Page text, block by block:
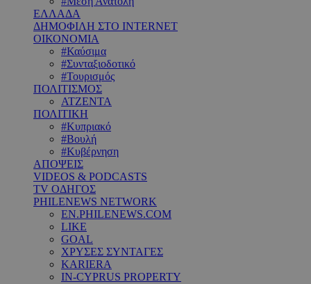
ΕΛΛΑΔΑ
ΔΗΜΟΦΙΛΗ ΣΤΟ INTERNET
ΟΙΚΟΝΟΜΙΑ
#Καύσιμα
#Συνταξιοδοτικό
#Τουρισμός
ΠΟΛΙΤΙΣΜΟΣ
ΑΤΖΕΝΤΑ
ΠΟΛΙΤΙΚΗ
#Κυπριακό
#Βουλή
#Κυβέρνηση
ΑΠΟΨΕΙΣ
VIDEOS & PODCASTS
TV ΟΔΗΓΟΣ
PHILENEWS NETWORK
EN.PHILENEWS.COM
LIKE
GOAL
ΧΡΥΣΕΣ ΣΥΝΤΑΓΕΣ
KARIERA
IN-CYPRUS PROPERTY